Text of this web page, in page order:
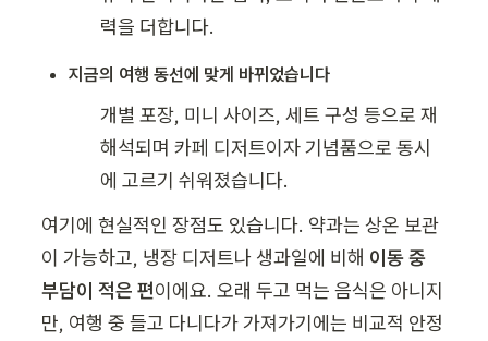
력을 더합니다.
지금의 여행 동선에 맞게 바뀌었습니다
개별 포장, 미니 사이즈, 세트 구성 등으로 재
해석되며 카페 디저트이자 기념품으로 동시
에 고르기 쉬워졌습니다.
여기에 현실적인 장점도 있습니다. 약과는 상온 보관
이 가능하고, 냉장 디저트나 생과일에 비해 이동 중
부담이 적은 편이에요. 오래 두고 먹는 음식은 아니지
만, 여행 중 들고 다니다가 가져가기에는 비교적 안정